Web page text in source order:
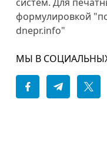
формулировкой
dnepr.info"
МЫ В